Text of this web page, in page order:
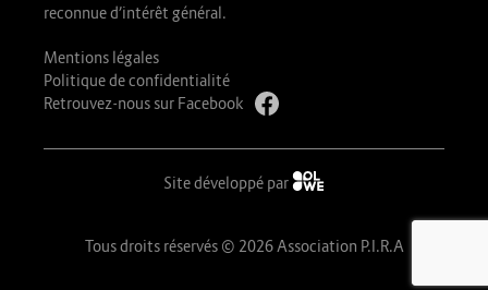
reconnue d’intérêt général.
Mentions légales
Politique de confidentialité
Retrouvez-nous sur Facebook
Site développé par
Tous droits réservés © 2026 Association P.I.R.A